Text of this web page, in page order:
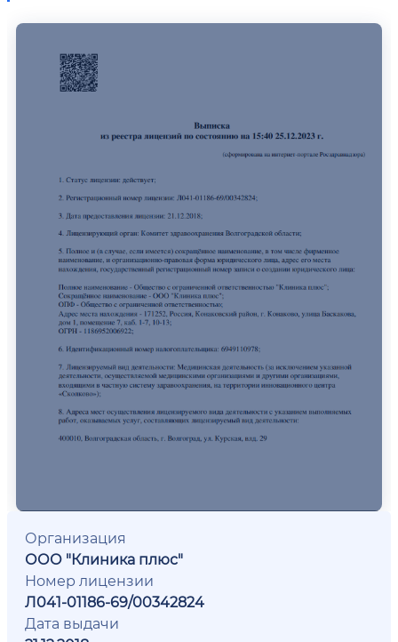
Организация
ООО "Клиника плюс"
Номер лицензии
Л041-01186-69/00342824
Дата выдачи